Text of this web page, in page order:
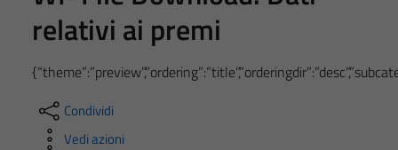
relativi ai premi
Condividi
Vedi azioni